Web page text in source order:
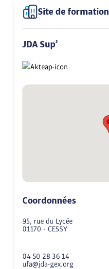
Site de formation
JDA Sup’
Coordonnées
95, rue du Lycée
01170 - CESSY
04 50 28 36 14
ufa@jda-gex.org